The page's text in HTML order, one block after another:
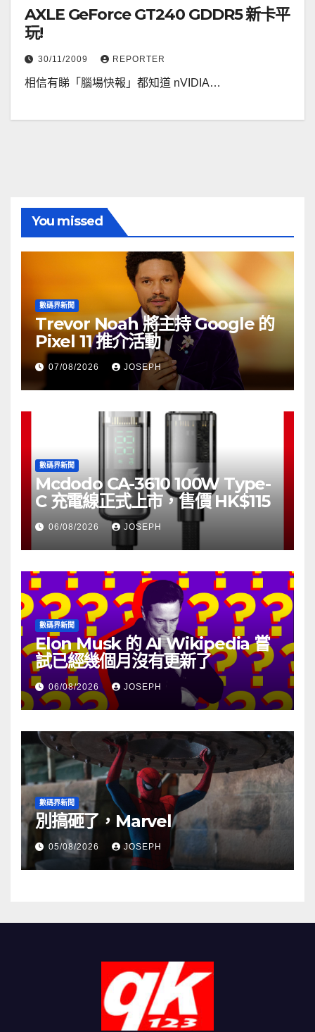
AXLE GeForce GT240 GDDR5 新卡平
玩!
30/11/2009 REPORTER
相信有睇「腦場快報」都知道 nVIDIA…
You missed
數碼界新聞
Trevor Noah 將主持 Google 的
Pixel 11 推介活動
07/08/2026 JOSEPH
數碼界新聞
Mcdodo CA-3610 100W Type-
C 充電線正式上市，售價 HK$115
06/08/2026 JOSEPH
數碼界新聞
Elon Musk 的 AI Wikipedia 嘗
試已經幾個月沒有更新了
06/08/2026 JOSEPH
數碼界新聞
別搞砸了，Marvel
05/08/2026 JOSEPH